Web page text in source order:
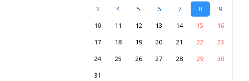
3
4 5 6 7 8
9
10
11 12 13 14 15
16
17
18 19 20 21 22
23
24
25 26 27 28 29
30
31